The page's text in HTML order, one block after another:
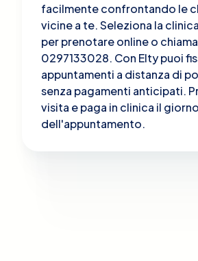
facilmente confrontando le
vicine a te. Seleziona la
per prenotare online o
0297133028. Con Elty puoi
appuntamenti a distanza di
senza pagamenti anticipati.
visita e paga in clinica il giorno
dell'appuntamento.